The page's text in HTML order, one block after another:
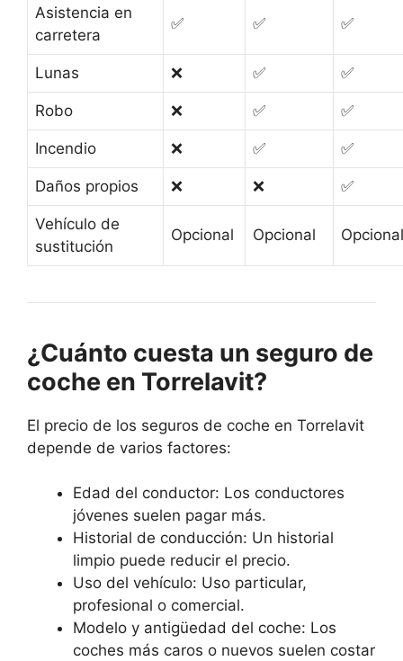
Asistencia en
carretera
✅ ✅ ✅
Lunas ❌ ✅ ✅
Robo ❌ ✅ ✅
Incendio ❌ ✅ ✅
Daños propios ❌ ❌ ✅
Vehículo de
sustitución
Opcional Opcional Opcional
¿Cuánto cuesta un seguro de
coche en Torrelavit?
El precio de los seguros de coche en Torrelavit
depende de varios factores:
Edad del conductor: Los conductores
jóvenes suelen pagar más.
Historial de conducción: Un historial
limpio puede reducir el precio.
Uso del vehículo: Uso particular,
profesional o comercial.
Modelo y antigüedad del coche: Los
coches más caros o nuevos suelen costar